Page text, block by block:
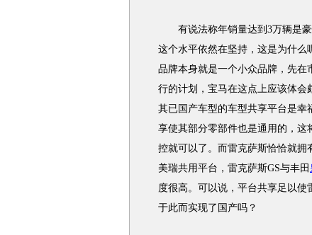
有说法称年销量达到3万辆是豪
这个水平依然在坚持，这是为什
品牌本身就是一个小众品牌，先
行的计划，宝马在这点上应该体会
其已国产车型的车型共享平台是
享使其部分零部件也是通用的，
控就可以了。而雷克萨斯恰恰就拥
美瑞共用平台，雷克萨斯GS与丰田
度很高。可以说，平台共享足以使
于此而实现了国产吗？